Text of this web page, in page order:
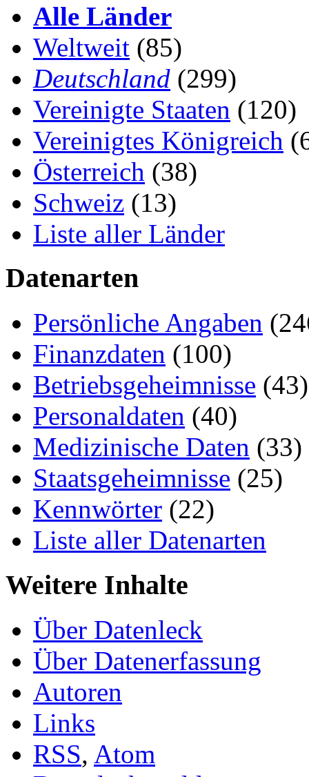
Alle Länder
Weltweit (85)
Deutschland (299)
Vereinigte Staaten (120)
Vereinigtes Königreich
Österreich (38)
Schweiz (13)
Liste aller Länder
Datenarten
Persönliche Angaben
Finanzdaten (100)
Betriebsgeheimnisse (43)
Personaldaten (40)
Medizinische Daten (33)
Staatsgeheimnisse (25)
Kennwörter (22)
Liste aller Datenarten
Weitere Inhalte
Über Datenleck
Über Datenerfassung
Autoren
Links
RSS, Atom